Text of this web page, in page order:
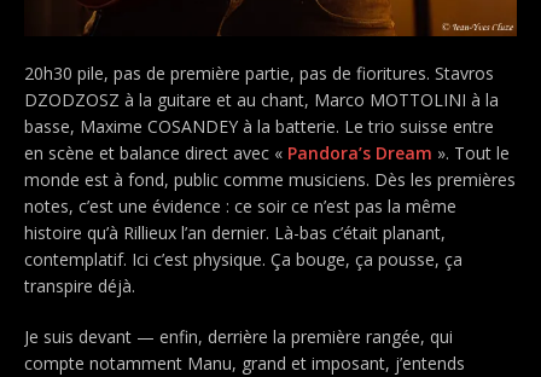
20h30 pile, pas de première partie, pas de fioritures. Stavros
DZODZOSZ à la guitare et au chant, Marco MOTTOLINI à la
basse, Maxime COSANDEY à la batterie. Le trio suisse entre
en scène et balance direct avec « Pandora’s Dream ». Tout le
monde est à fond, public comme musiciens. Dès les premières
notes, c’est une évidence : ce soir ce n’est pas la même
histoire qu’à Rillieux l’an dernier. Là-bas c’était planant,
contemplatif. Ici c’est physique. Ça bouge, ça pousse, ça
transpire déjà.
Je suis devant — enfin, derrière la première rangée, qui
compte notamment Manu, grand et imposant, j’entends